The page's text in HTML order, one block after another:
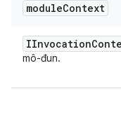
moduleContext
IInvocation
mô-đun.